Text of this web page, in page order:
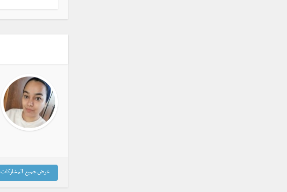
عرض جميع المشاركات